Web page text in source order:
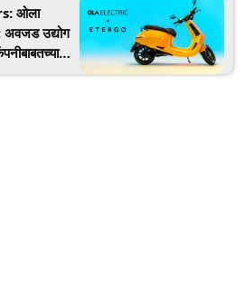
ओला
अवजड उद्योग